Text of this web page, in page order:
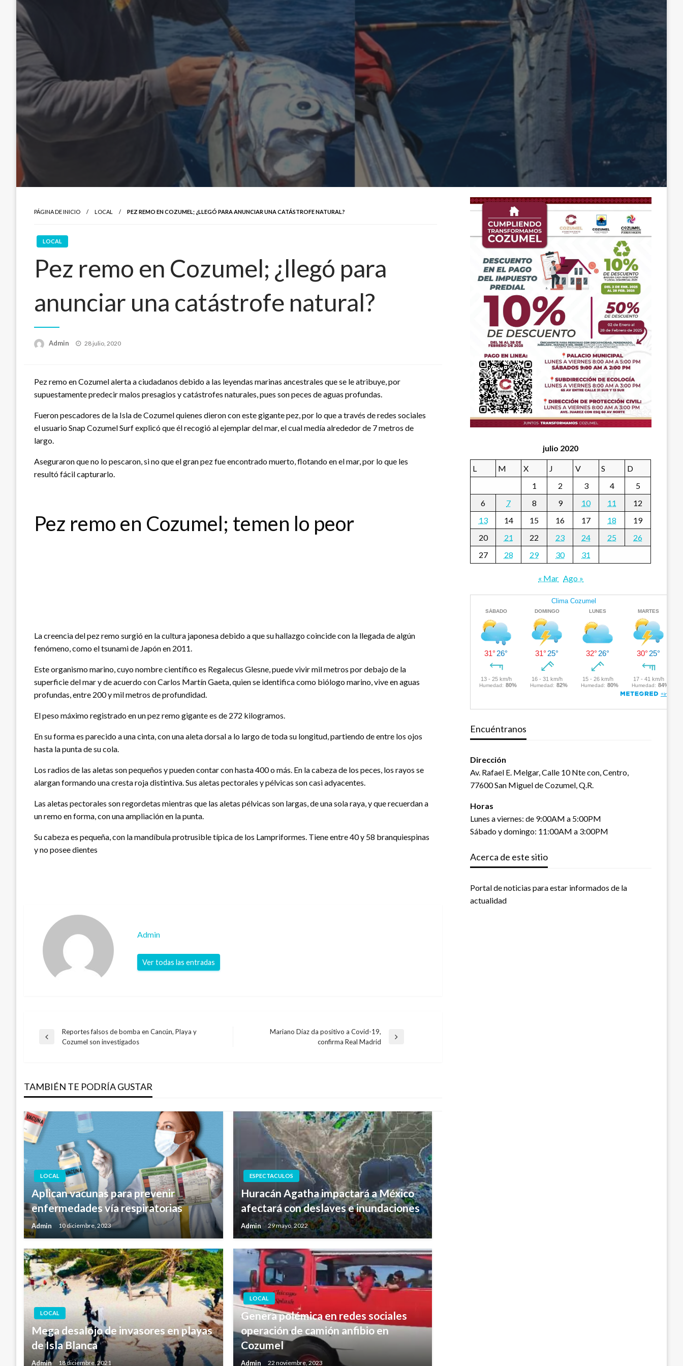
PÁGINA DE INICIO LOCAL PEZ REMO EN COZUMEL; ¿LLEGÓ PARA ANUNCIAR UNA CATÁSTROFE NATURAL?
LOCAL
Pez remo en Cozumel; ¿llegó para
anunciar una catástrofe natural?
Admin
Publicado
28 julio, 2020
Pez remo en Cozumel alerta a ciudadanos debido a las leyendas marinas ancestrales que se le atribuye, por
supuestamente predecir malos presagios y catástrofes naturales, pues son peces de aguas profundas.
Fueron pescadores de la Isla de Cozumel quienes dieron con este gigante pez, por lo que a través de redes sociales
el usuario Snap Cozumel Surf explicó que él recogió al ejemplar del mar, el cual medía alrededor de 7 metros de
largo.
Aseguraron que no lo pescaron, si no que el gran pez fue encontrado muerto, flotando en el mar, por lo que les
resultó fácil capturarlo.
Pez remo en Cozumel; temen lo peor
La creencia del pez remo surgió en la cultura japonesa debido a que su hallazgo coincide con la llegada de algún
fenómeno, como el tsunami de Japón en 2011.
Este organismo marino, cuyo nombre científico es Regalecus Glesne, puede vivir mil metros por debajo de la
superficie del mar y de acuerdo con Carlos Martín Gaeta, quien se identifica como biólogo marino, vive en aguas
profundas, entre 200 y mil metros de profundidad.
El peso máximo registrado en un pez remo gigante es de 272 kilogramos.
En su forma es parecido a una cinta, con una aleta dorsal a lo largo de toda su longitud, partiendo de entre los ojos
hasta la punta de su cola.
Los radios de las aletas son pequeños y pueden contar con hasta 400 o más. En la cabeza de los peces, los rayos se
alargan formando una cresta roja distintiva. Sus aletas pectorales y pélvicas son casi adyacentes.
Las aletas pectorales son regordetas mientras que las aletas pélvicas son largas, de una sola raya, y que recuerdan a
un remo en forma, con una ampliación en la punta.
Su cabeza es pequeña, con la mandíbula protrusible típica de los Lampriformes. Tiene entre 40 y 58 branquiespinas
y no posee dientes
Admin
Ver todas las entradas
Navegación
entradas
Entrada
Reportes falsos de bomba en Cancún, Playa y
Cozumel son investigados
Mariano Díaz da positivo a Covid-19,
confirma Real Madrid
TAMBIÉN TE PODRÍA GUSTAR
LOCAL
Aplican vacunas para prevenir
enfermedades vía respiratorias
Admin 10 diciembre, 2023
ESPECTACULOS
Huracán Agatha impactará a México
afectará con deslaves e inundaciones
Admin 29 mayo, 2022
LOCAL
Mega desalojo de invasores en playas
de Isla Blanca
Admin 18 diciembre, 2021
LOCAL
Genera polémica en redes sociales
operación de camión anfibio en
Cozumel
Admin 22 noviembre, 2023
julio 2020
L M X J V S
D
1
2 3 4
5
6
7 8 9 10 11
12
13
14 15 16 17 18
19
20
21 22 23 24 25
26
27
28 29 30 31
« Mar Ago »
Encuéntranos
Dirección
Av. Rafael E. Melgar, Calle 10 Nte con, Centro,
77600 San Miguel de Cozumel, Q.R.
Horas
Lunes a viernes: de 9:00AM a 5:00PM
Sábado y domingo: 11:00AM a 3:00PM
Acerca de este sitio
Portal de noticias para estar informados de la
actualidad